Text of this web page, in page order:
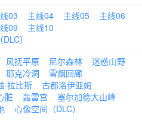
03 主线04 主线05
主线06
09
主线10
）
风抚平原 尼尔森林
迷惑山野
耶克冷洞
雪烟回廊
·拉比斯
古都洛伊亚姆
脏 轰雷宫
塞尔加德大山峰
心像空间（DLC）